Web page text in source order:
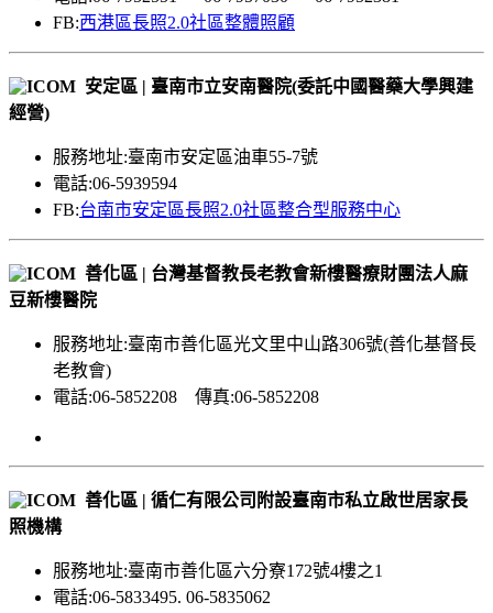
FB:西港區長照2.0社區整體照顧
安定區 | 臺南市立安南醫院(委託中國醫藥大學興建
經營)
服務地址:臺南市安定區油車55-7號
電話:06-5939594
FB:台南市安定區長照2.0社區整合型服務中心
善化區 | 台灣基督教長老教會新樓醫療財團法人麻
豆新樓醫院
服務地址:臺南市善化區光文里中山路306號(善化基督長
老教會)
電話:06-5852208 傳真:06-5852208
善化區 | 循仁有限公司附設臺南市私立啟世居家長
照機構
服務地址:臺南市善化區六分寮172號4樓之1
電話:06-5833495. 06-5835062